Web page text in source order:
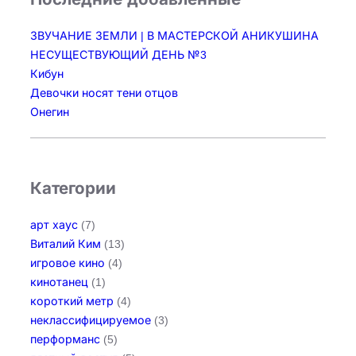
у
т
и
ЗВУЧАНИЕ ЗЕМЛИ | В МАСТЕРСКОЙ АНИКУШИНА
НЕСУЩЕСТВУЮЩИЙ ДЕНЬ №3
Кибун
Девочки носят тени отцов
Онегин
Категории
арт хаус (7)
Виталий Ким (13)
игровое кино (4)
кинотанец (1)
короткий метр (4)
неклассифицируемое (3)
перформанс (5)